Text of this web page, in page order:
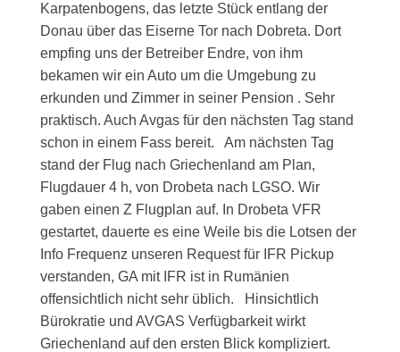
Karpatenbogens, das letzte Stück entlang der
Donau über das Eiserne Tor nach Dobreta. Dort
empfing uns der Betreiber Endre, von ihm
bekamen wir ein Auto um die Umgebung zu
erkunden und Zimmer in seiner Pension . Sehr
praktisch. Auch Avgas für den nächsten Tag stand
schon in einem Fass bereit. Am nächsten Tag
stand der Flug nach Griechenland am Plan,
Flugdauer 4 h, von Drobeta nach LGSO. Wir
gaben einen Z Flugplan auf. In Drobeta VFR
gestartet, dauerte es eine Weile bis die Lotsen der
Info Frequenz unseren Request für IFR Pickup
verstanden, GA mit IFR ist in Rumänien
offensichtlich nicht sehr üblich. Hinsichtlich
Bürokratie und AVGAS Verfügbarkeit wirkt
Griechenland auf den ersten Blick kompliziert.